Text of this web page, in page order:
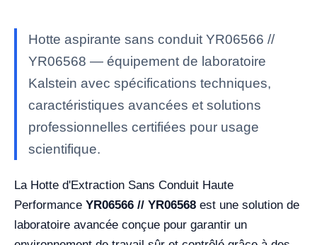
Hotte aspirante sans conduit YR06566 //
YR06568 — équipement de laboratoire
Kalstein avec spécifications techniques,
caractéristiques avancées et solutions
professionnelles certifiées pour usage
scientifique.
La Hotte d'Extraction Sans Conduit Haute
Performance YR06566 // YR06568 est une solution de
laboratoire avancée conçue pour garantir un